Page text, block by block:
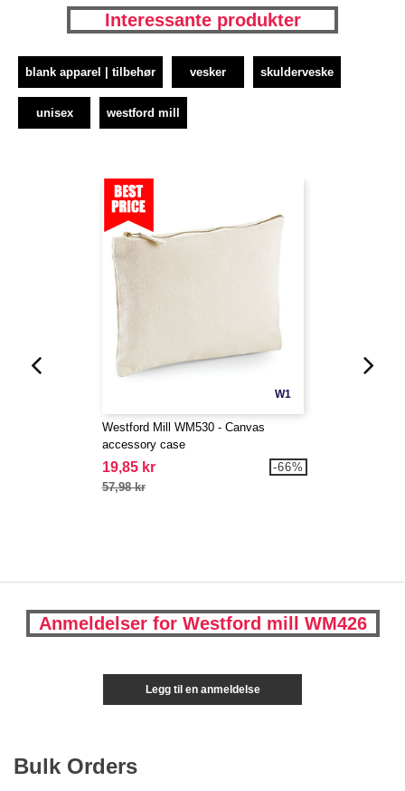
Interessante produkter
blank apparel | tilbehør vesker skulderveske
unisex westford mill
W1
Westford Mill WM530 - Canvas
accessory case
19,85 kr
57,98 kr
-66%
Anmeldelser for Westford mill WM426
Legg til en anmeldelse
Bulk Orders